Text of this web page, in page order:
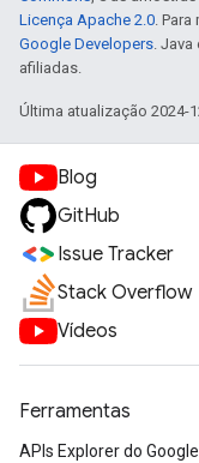
Licença Apache 2.0.
Google Developers. Java
afiliadas.
Última atualização 2024-
Blog
GitHub
Issue Tracker
Stack Overflow
Vídeos
Ferramentas
APIs Explorer do Google